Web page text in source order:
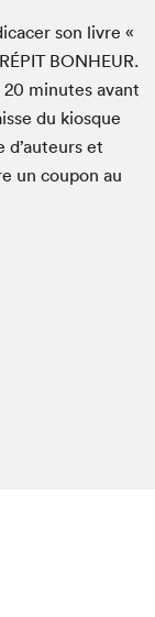
son livre «
RÉPIT BON­HEUR.
20 min­utes avant
du kiosque
et
un coupon au